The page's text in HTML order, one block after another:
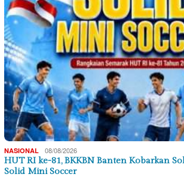
NASIONAL 08/08/2026
HUT RI ke-81, BKKBN Banten Kobarkan
Solid Mini Soccer